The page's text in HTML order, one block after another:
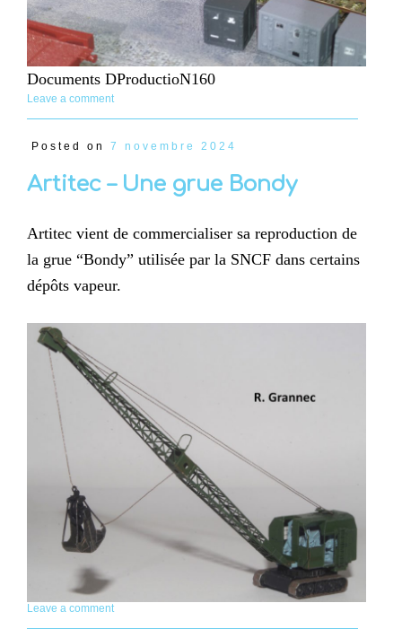
Documents DProductioN160
Leave a comment
Posted on 7 novembre 2024
Artitec – Une grue Bondy
Artitec vient de commercialiser sa reproduction de
la grue “Bondy” utilisée par la SNCF dans certains
dépôts vapeur.
Leave a comment